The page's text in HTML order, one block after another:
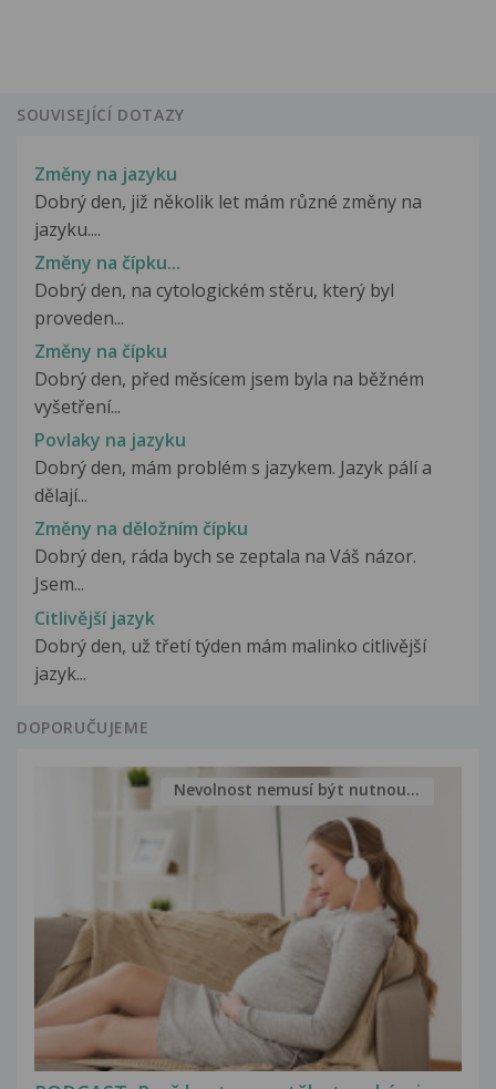
SOUVISEJÍCÍ DOTAZY
Změny na jazyku
Dobrý den, již několik let mám různé změny na
jazyku....
Změny na čípku...
Dobrý den, na cytologickém stěru, který byl
proveden...
Změny na čípku
Dobrý den, před měsícem jsem byla na běžném
vyšetření...
Povlaky na jazyku
Dobrý den, mám problém s jazykem. Jazyk pálí a
dělají...
Změny na děložním čípku
Dobrý den, ráda bych se zeptala na Váš názor.
Jsem...
Citlivější jazyk
Dobrý den, už třetí týden mám malinko citlivější
jazyk...
DOPORUČUJEME
Nevolnost nemusí být nutnou...